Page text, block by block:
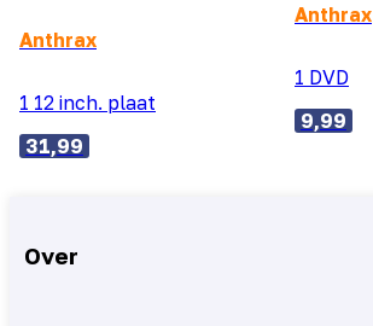
Anthrax
1 12 inch. plaat
31,99
Anthrax
1 DVD
9,99
Over